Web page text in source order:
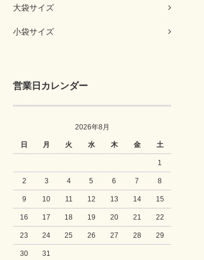
大袋サイズ
小袋サイズ
営業日カレンダー
2026年8月
日 月 火 水 木 金 土
1
2 3 4 5 6 7 8
9 10 11 12 13 14 15
16 17 18 19 20 21 22
23 24 25 26 27 28 29
30 31